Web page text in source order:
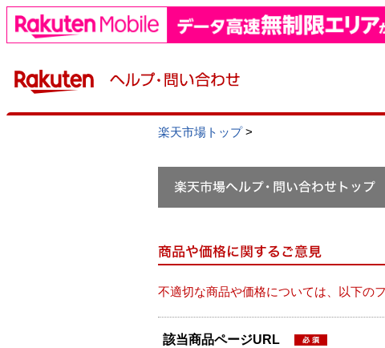
楽天市場トップ>
不適切な商品や価格については、以下の
該当商品ページURL